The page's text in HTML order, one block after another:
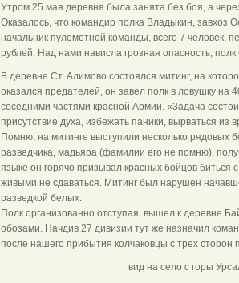
Утром 25 мая деревня была занята без боя, а
Оказалось, что командир полка Владыкин, завхоз
начальник пулеметной команды, всего 7 человек,
рублей. Над нами нависла грозная опасность,
В деревне Ст. Алимово состоялся митинг, на
оказался предателей, он завел полк в ловушку на
соседними частями красной Армии. «3адача
присутствие духа, избежать паники, вырваться из
Помню, на митинге выступили несколько рядовых
разведчика, мадьяра (фамилии его не помню),
языке он горячо призывал красных бойцов биться
живыми не сдаваться. Митинг был нарушен
разведкой белых.
Полк организованно отступая, вышел к деревне
обозами. Начдив 27 дивизии тут же назначил
после нашего прибытия колчаковцы с трех
вид на село с